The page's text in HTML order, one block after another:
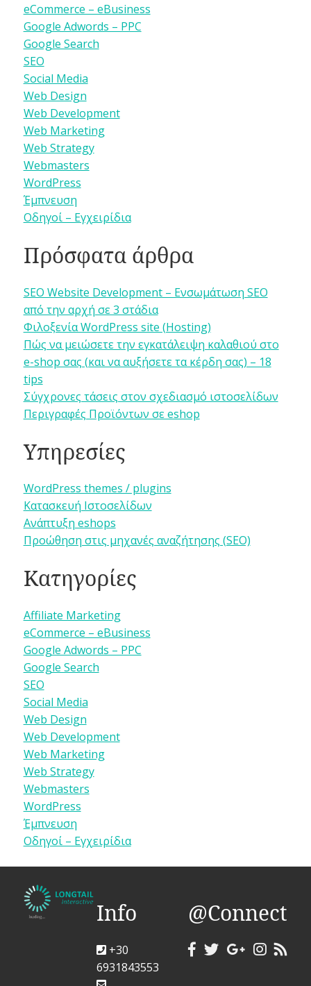
eCommerce – eBusiness
Google Adwords – PPC
Google Search
SEO
Social Media
Web Design
Web Development
Web Marketing
Web Strategy
Webmasters
WordPress
Έμπνευση
Οδηγοί – Εγχειρίδια
Πρόσφατα άρθρα
SEO Website Development – Ενσωμάτωση SEO
από την αρχή σε 3 στάδια
Φιλοξενία WordPress site (Hosting)
Πώς να μειώσετε την εγκατάλειψη καλαθιού στο
e-shop σας (και να αυξήσετε τα κέρδη σας) – 18
tips
Σύγχρονες τάσεις στον σχεδιασμό ιστοσελίδων
Περιγραφές Προϊόντων σε eshop
Υπηρεσίες
WordPress themes / plugins
Κατασκευή Ιστοσελίδων
Ανάπτυξη eshops
Προώθηση στις μηχανές αναζήτησης (SEO)
Κατηγορίες
Affiliate Marketing
eCommerce – eBusiness
Google Adwords – PPC
Google Search
SEO
Social Media
Web Design
Web Development
Web Marketing
Web Strategy
Webmasters
WordPress
Έμπνευση
Οδηγοί – Εγχειρίδια
Info
+30
6931843553
@Connect